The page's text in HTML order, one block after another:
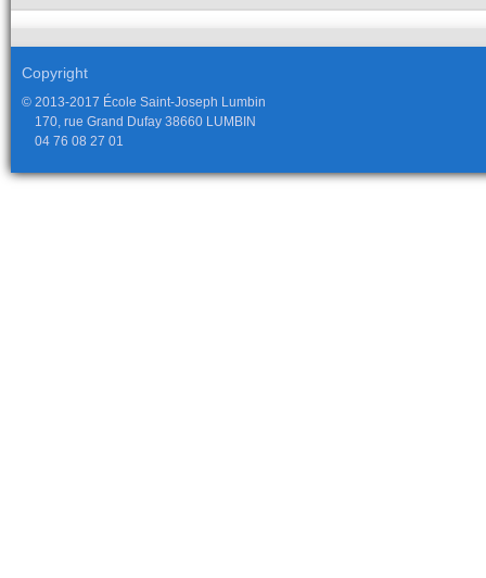
Copyright
© 2013-2017 École Saint-Joseph Lumbin
170, rue Grand Dufay 38660 LUMBIN
04 76 08 27 01